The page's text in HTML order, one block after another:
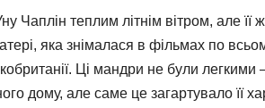
Чаплін теплим літнім вітром, але
яка знімалася в фільмах по
Ці мандри не були легкими
дому, але саме це загартувало її